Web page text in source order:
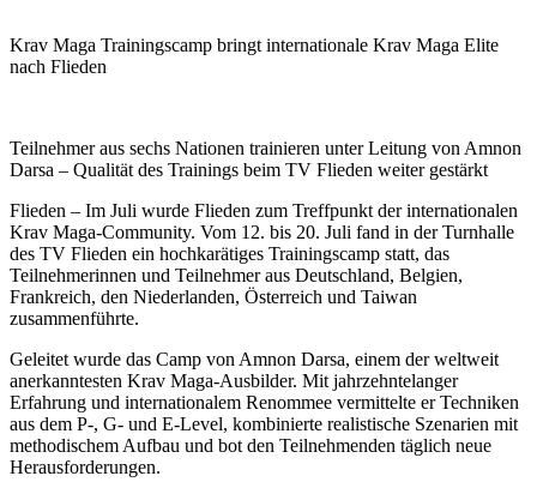
Krav Maga Trainingscamp bringt internationale Krav Maga Elite
nach Flieden
Teilnehmer aus sechs Nationen trainieren unter Leitung von Amnon
Darsa – Qualität des Trainings beim TV Flieden weiter gestärkt
Flieden – Im Juli wurde Flieden zum Treffpunkt der internationalen
Krav Maga-Community. Vom 12. bis 20. Juli fand in der Turnhalle
des TV Flieden ein hochkarätiges Trainingscamp statt, das
Teilnehmerinnen und Teilnehmer aus Deutschland, Belgien,
Frankreich, den Niederlanden, Österreich und Taiwan
zusammenführte.
Geleitet wurde das Camp von Amnon Darsa, einem der weltweit
anerkanntesten Krav Maga-Ausbilder. Mit jahrzehntelanger
Erfahrung und internationalem Renommee vermittelte er Techniken
aus dem P-, G- und E-Level, kombinierte realistische Szenarien mit
methodischem Aufbau und bot den Teilnehmenden täglich neue
Herausforderungen.